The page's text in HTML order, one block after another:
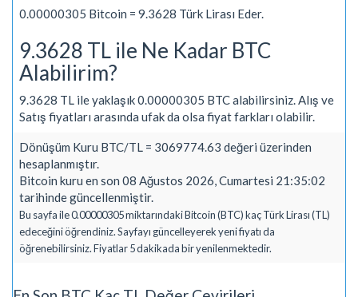
0.00000305 Bitcoin = 9.3628 Türk Lirası Eder.
9.3628 TL ile Ne Kadar BTC
Alabilirim?
9.3628 TL ile yaklaşık 0.00000305 BTC alabilirsiniz. Alış ve
Satış fiyatları arasında ufak da olsa fiyat farkları olabilir.
Dönüşüm Kuru BTC/TL = 3069774.63 değeri üzerinden
hesaplanmıştır.
Bitcoin kuru en son 08 Ağustos 2026, Cumartesi 21:35:02
tarihinde güncellenmiştir.
Bu sayfa ile 0.00000305 miktarındaki Bitcoin (BTC) kaç Türk Lirası (TL)
edeceğini öğrendiniz. Sayfayı güncelleyerek yeni fiyatı da
öğrenebilirsiniz. Fiyatlar 5 dakikada bir yenilenmektedir.